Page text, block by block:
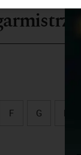
F G H